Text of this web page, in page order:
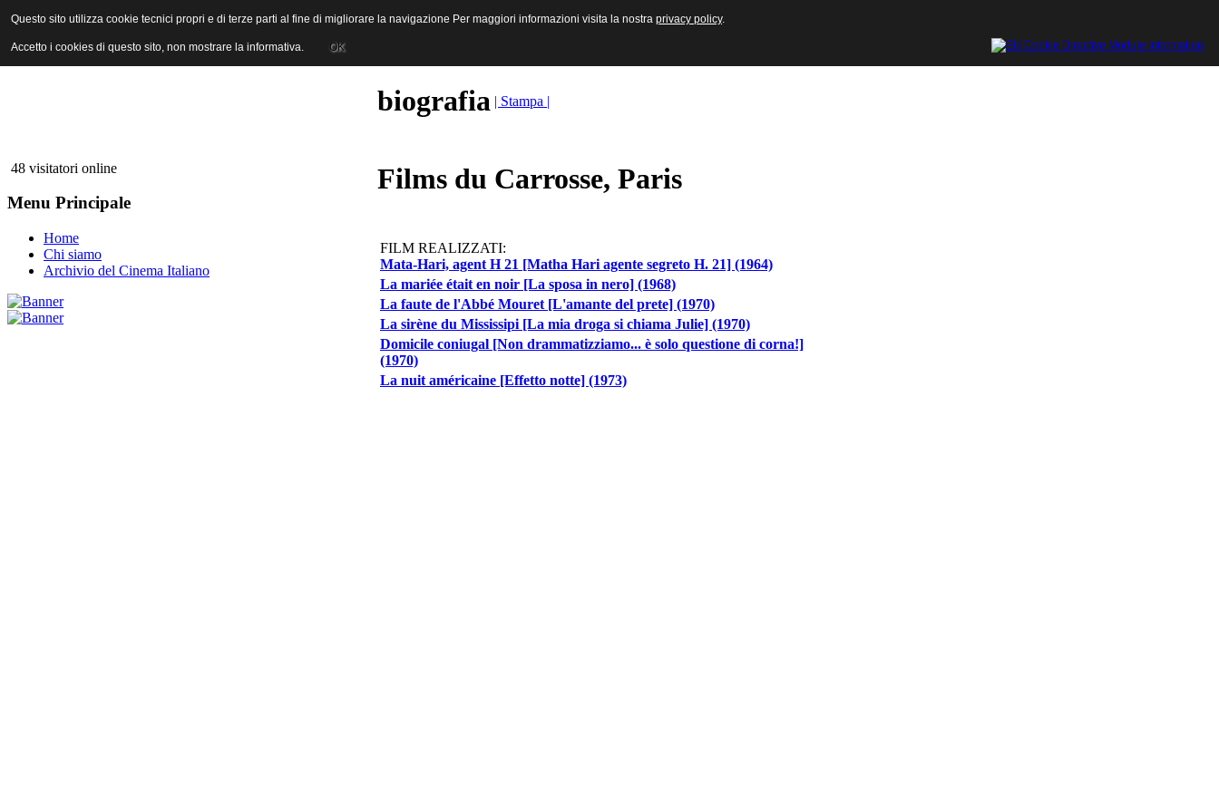
ANICA | Associazione Nazionale Industrie Cinematografiche Audiovisive e Multimediali
48 visitatori online
Menu Principale
Home
Chi siamo
Archivio del Cinema Italiano
biografia | Stampa |
Films du Carrosse, Paris
FILM REALIZZATI:
Mata-Hari, agent H 21 [Matha Hari agente segreto H. 21] (1964)
La mariée était en noir [La sposa in nero] (1968)
La faute de l'Abbé Mouret [L'amante del prete] (1970)
La sirène du Mississipi [La mia droga si chiama Julie] (1970)
Domicile coniugal [Non drammatizziamo... è solo questione di corna!]
(1970)
La nuit américaine [Effetto notte] (1973)
Questo sito utilizza cookie tecnici propri e di terze parti al fine di migliorare la navigazione Per maggiori informazioni visita la nostra privacy policy.
Accetto i cookies di questo sito, non mostrare la informativa. OK
Questo sito utilizza cookie tecnici propri e di terze parti al fine di migliorare la navigazione Per maggiori informazioni visita la nostra privacy policy.
Accetto i cookies di questo sito, non mostrare la informativa. OK